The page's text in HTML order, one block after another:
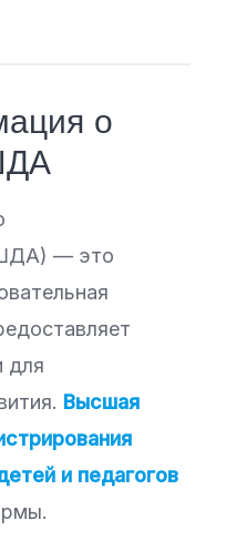
о
— это
для
Высшая
и педагогов